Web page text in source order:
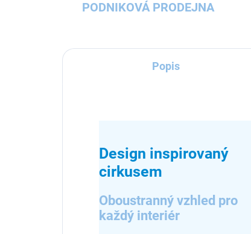
PODNIKOVÁ PRODEJNA
Popis
Design inspirovaný
cirkusem
Oboustranný vzhled pro
každý interiér